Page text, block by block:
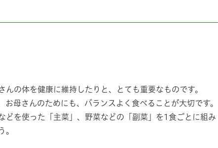
の体を健康に維持したりと、とても重要なものです。
母さんのためにも、バランスよく食べることが大切です。
どを使った「主菜」、野菜などの「副菜」を1食ごとに組み
。